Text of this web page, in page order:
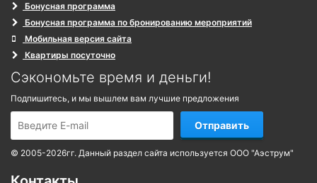
Бонусная программа
Бонусная программа по бронированию мероприятий
Мобильная версия сайта
Квартиры посуточно
Сэкономьте время и деньги!
Подпишитесь, и мы вышлем вам лучшие предложения
Отправить
© 2005-2026гг. Данный раздел сайта используется ООО "Аэструм"